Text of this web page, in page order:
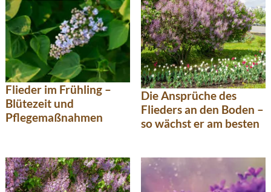
Flieder im Frühling –
Blütezeit und
Pflegemaßnahmen
Die Ansprüche des
Flieders an den Boden –
so wächst er am besten